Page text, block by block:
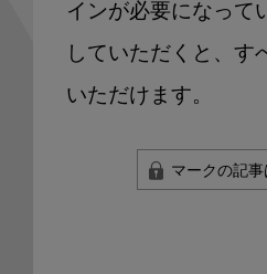
インが必要になって
していただくと、す
いただけます。
マークの記